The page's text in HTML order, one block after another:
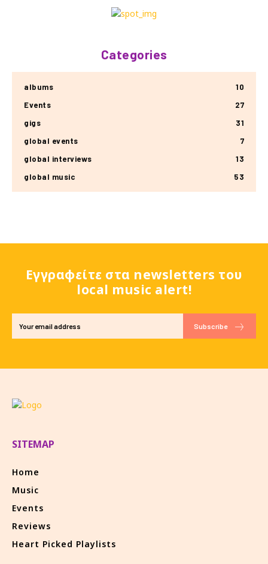
Categories
albums
10
Events
27
gigs
31
global events
7
global interviews
13
global music
53
Εγγραφείτε στα newsletters του
local music alert!
Subscribe
SITEMAP
Home
Music
Events
Reviews
Heart Picked Playlists